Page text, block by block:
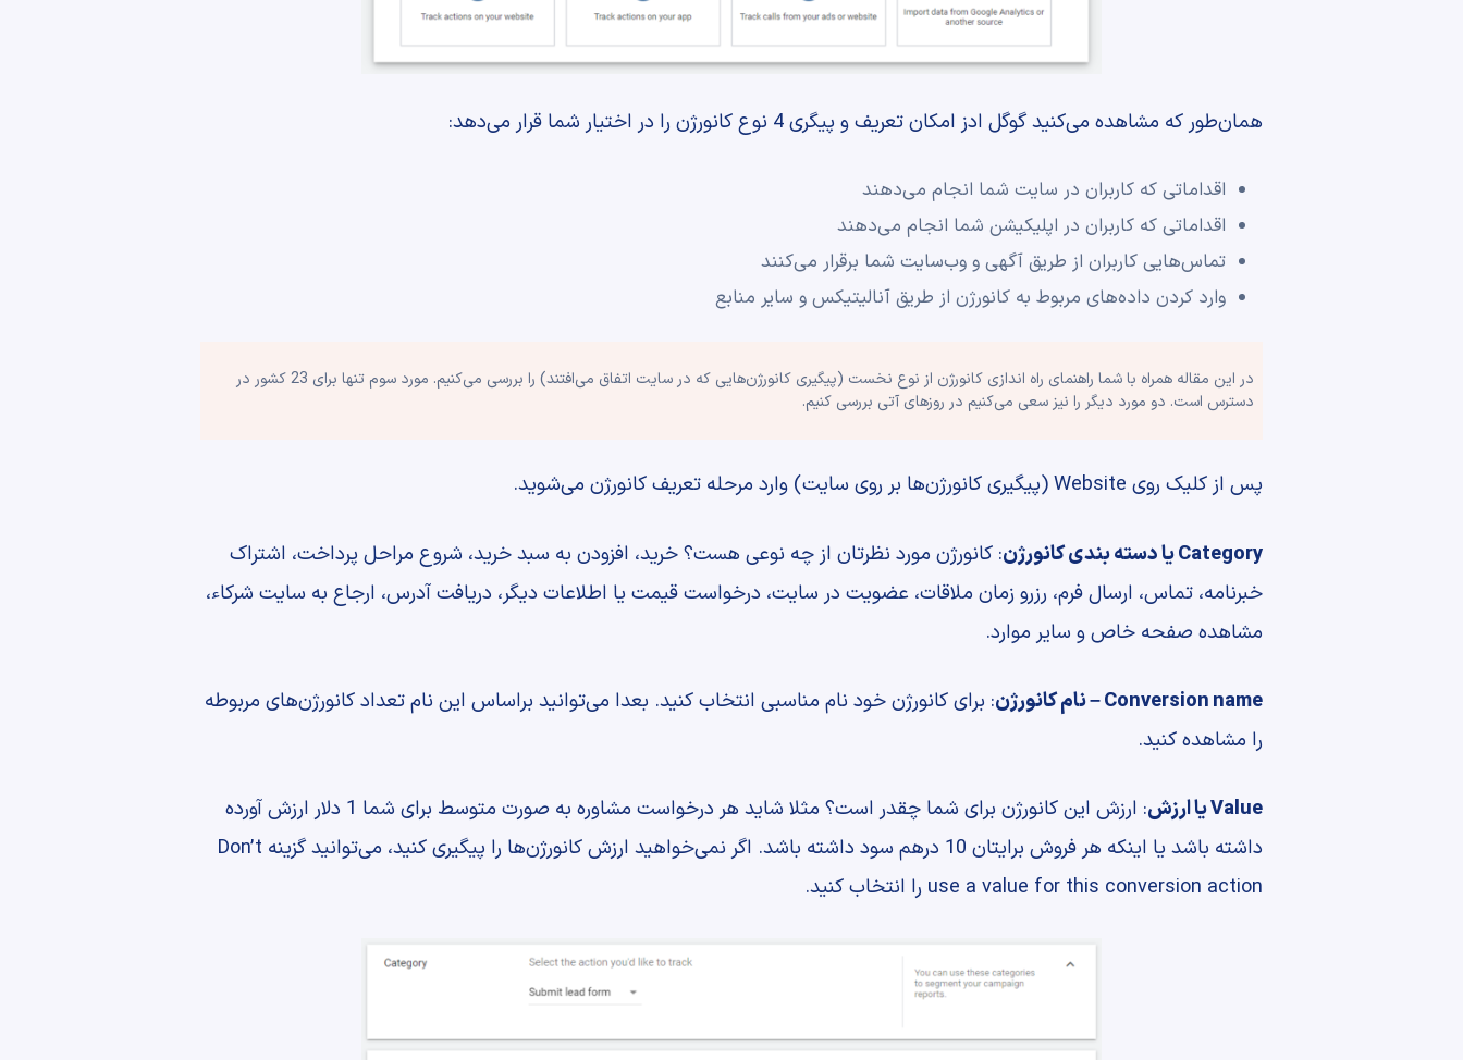
همان‌طور که مشاهده می‌کنید گوگل ادز امکان تعریف و پیگری 4 نوع کانورژن را در اختیار شما قرار می‌دهد:
اقداماتی که کاربران در سایت شما انجام می‌دهند
اقداماتی که کاربران در اپلیکیشن شما انجام می‌دهند
تماس‌هایی کاربران از طریق آگهی و وب‌سایت شما برقرار می‌کنند
وارد کردن داده‌های مربوط به کانورژن از طریق آنالیتیکس و سایر منابع
در این مقاله همراه با شما راهنمای راه اندازی کانورژن از نوع نخست (پیگیری کانورژن‌هایی که در سایت اتفاق می‌افتند) را بررسی می‌کنیم. مورد سوم تنها برای 23 کشور در
دسترس است. دو مورد دیگر را نیز سعی می‌کنیم در روزهای آتی بررسی کنیم.
پس از کلیک روی Website (پیگیری کانورژن‌ها بر روی سایت) وارد مرحله تعریف کانورژن می‌شوید.
Category یا دسته بندی کانورژن
: کانورژن مورد نظرتان از چه نوعی هست؟ خرید، افزودن به سبد خرید، شروع مراحل پرداخت، اشتراک
خبرنامه، تماس، ارسال فرم، رزرو زمان ملاقات، عضویت در سایت، درخواست قیمت یا اطلاعات دیگر، دریافت آدرس، ارجاع به سایت شرکاء،
مشاهده صفحه خاص و سایر موارد.
Conversion name – نام کانورژن
: برای کانورژن خود نام مناسبی انتخاب کنید. بعدا می‌توانید براساس این نام تعداد کانورژن‌های مربوطه
را مشاهده کنید.
Value یا ارزش
: ارزش این کانورژن برای شما چقدر است؟ مثلا شاید هر درخواست مشاوره به صورت متوسط برای شما 1 دلار ارزش آورده
داشته باشد یا اینکه هر فروش برایتان 10 درهم سود داشته باشد. اگر نمی‌خواهید ارزش کانورژن‌ها را پیگیری کنید، می‌توانید گزینه Don’t
use a value for this conversion action را انتخاب کنید.